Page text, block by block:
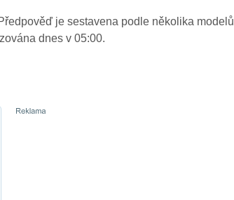
je sestavena podle několika modelů
dnes v 05:00.